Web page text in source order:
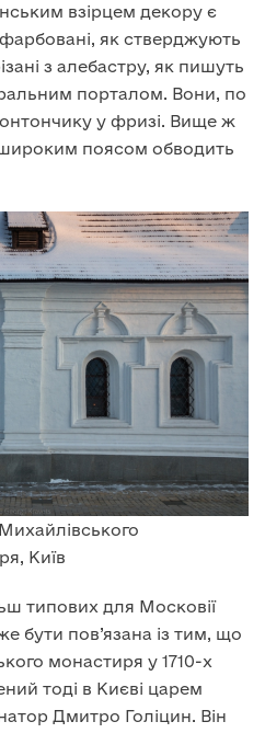
взірцем декору є
фарбовані, як стверджують
з алебастру, як пишуть
порталом. Вони, по
у фризі. Вище ж
поясом обводить
Київ
типових для Московії
бути пов’язана із тим, що
монастиря у 1710-х
тоді в Києві царем
Дмитро Голіцин. Він